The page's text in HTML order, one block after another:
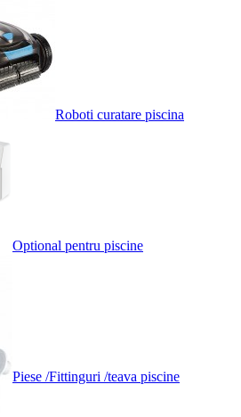
Roboti curatare piscina
Optional pentru piscine
Piese /Fittinguri /teava piscine